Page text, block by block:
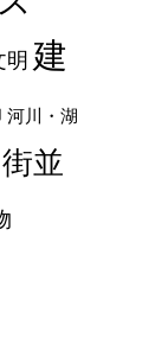
明 建
河川・湖
街並